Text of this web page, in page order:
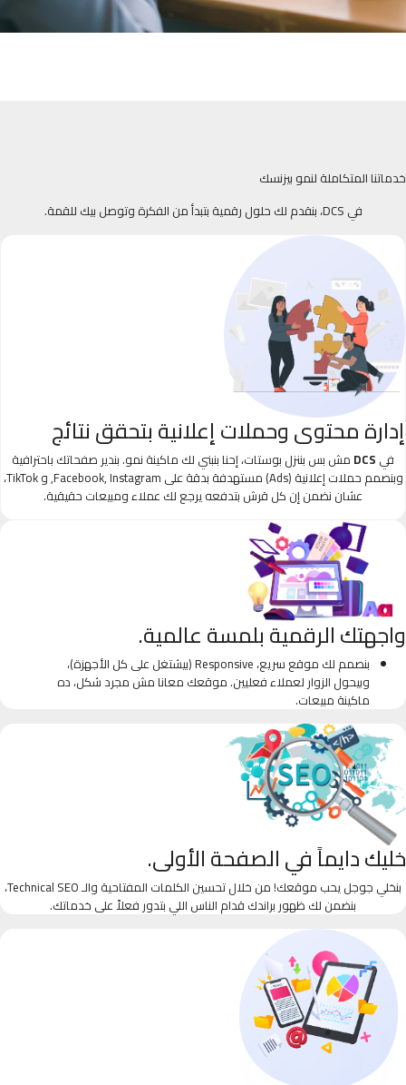
خدماتنا المتكاملة لنمو بيزنسك
في DCS، بنقدم لك حلول رقمية بتبدأ من الفكرة وتوصل بيك للقمة.
إدارة محتوى وحملات إعلانية بتحقق نتائج
في DCS مش بس بننزل بوستات، إحنا بنبني لك ماكينة نمو. بندير صفحاتك باحترافية
وبنصمم حملات إعلانية (Ads) مستهدفة بدقة على Facebook, Instagram, و TikTok،
عشان نضمن إن كل قرش بتدفعه يرجع لك عملاء ومبيعات حقيقية.
واجهتك الرقمية بلمسة عالمية.
بنصمم لك موقع سريع، Responsive (بيشتغل على كل الأجهزة)،
وبيحول الزوار لعملاء فعليين. موقعك معانا مش مجرد شكل، ده
ماكينة مبيعات.
خليك دايماً في الصفحة الأولى.
بنخلي جوجل يحب موقعك! من خلال تحسين الكلمات المفتاحية والـ Technical SEO،
بنضمن لك ظهور براندك قدام الناس اللي بتدور فعلاً على خدماتك.